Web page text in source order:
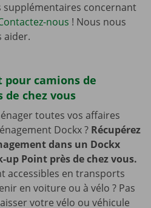
supplémentaires concernant
nous ! Nous nous
aider.
pour camions de
chez vous
toutes vos affaires
Dockx ? Récupérez
dans un Dockx
up Point près de chez vous.
accessibles en transports
en voiture ou à vélo ? Pas
votre vélo ou véhicule